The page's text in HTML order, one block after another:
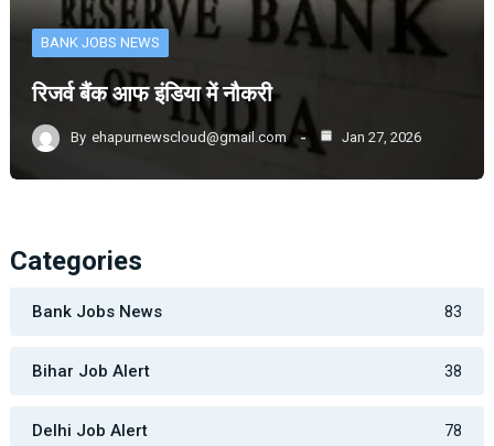
BANK JOBS NEWS
रिजर्व बैंक आफ इंडिया में नौकरी
By ehapurnewscloud@gmail.com Jan 27, 2026
Categories
Bank Jobs News 83
Bihar Job Alert 38
Delhi Job Alert 78